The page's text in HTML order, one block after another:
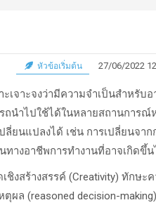
หัวข้อเริ่มต้น 27/06/2022
เจาะจงว่ามีความจำเป็นสำหรับ
ถนำไปใช้ได้ในหลายสถานการณ์
นแปลงได้ เช่น การเปลี่ยนจาก
ทางอาชีพการทำงานที่อาจเกิดขึ้น
ชิงสร้างสรรค์ (Creativity) ทักษะค
ตุผล (reasoned decision-making)